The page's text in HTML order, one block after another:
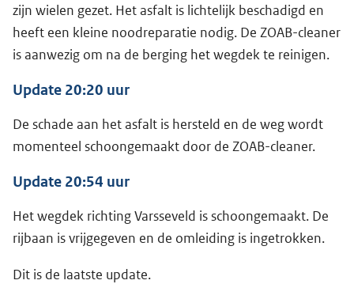
zijn wielen gezet. Het asfalt is lichtelijk beschadigd en
heeft een kleine noodreparatie nodig. De ZOAB-cleaner
is aanwezig om na de berging het wegdek te reinigen.
Update 20:20 uur
De schade aan het asfalt is hersteld en de weg wordt
momenteel schoongemaakt door de ZOAB-cleaner.
Update 20:54 uur
Het wegdek richting Varsseveld is schoongemaakt. De
rijbaan is vrijgegeven en de omleiding is ingetrokken.
Dit is de laatste update.